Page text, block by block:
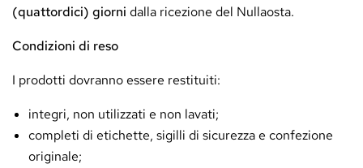
(quattordici) giorni dalla ricezione del Nullaosta.
Condizioni di reso
I prodotti dovranno essere restituiti:
integri, non utilizzati e non lavati;
completi di etichette, sigilli di sicurezza e confezione
originale;